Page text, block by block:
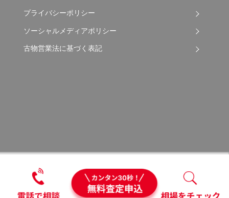
プライバシーポリシー
ソーシャルメディアポリシー
古物営業法に基づく表記